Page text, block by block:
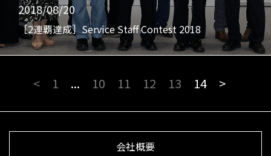
2018/08/20
［2連覇達成］Service Staff Contest 2018
< 1 ... 10 11 12 13 14 >
会社概要